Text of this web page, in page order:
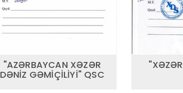
"AZƏRBAYCAN XƏZƏR
DƏNİZ GƏMİÇİLİYİ" QSC